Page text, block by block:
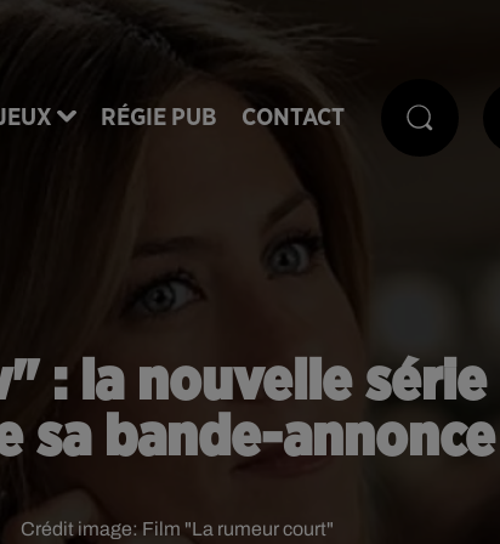
RÉGIE PUB CONTACT
: la nouvelle
sa bande-
Crédit image: Film "La rumeur court"